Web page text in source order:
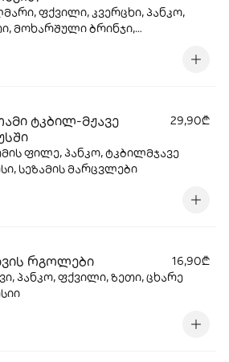
ფქვილი, კვერცხი, პანკო,
მოხარშული ბრინჯი,
ტკბილ-მჟავე
29,90₾
ფილე, პანკო, ტკბილმჯავე
სეზამის მარცვლები
რგოლები
16,90₾
პანკო, ფქვილი, ზეთი, ცხარე